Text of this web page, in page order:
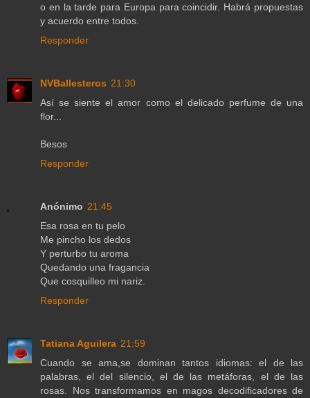
o en la tarde para Europa para coincidir. Habrá propuestas
y acuerdo entre todos.
Responder
NVBallesteros 21:30
Así se siente el amor como el delicado perfume de una
flor...
Besos
Responder
Anónimo 21:45
Esa rosa en tu pelo
Me pincho los dedos
Y perturbo tu aroma
Quedando una fragancia
Que cosquilleo mi nariz.
Responder
Tatiana Aguilera 21:59
Cuando se ama,se dominan tantos idiomas: el de las
palabras, el del silencio, el de las metáforas, el de las
rosas. Nos transformamos en magos decodificadores de